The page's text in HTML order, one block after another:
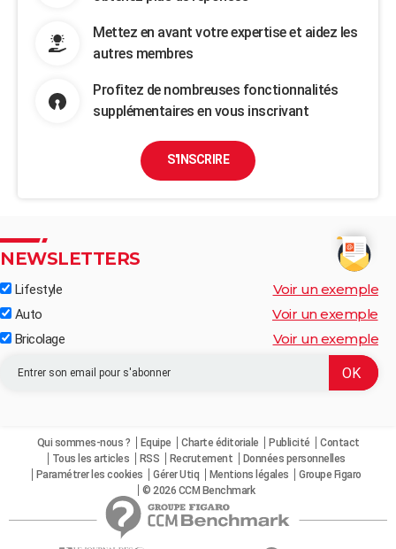
Mettez en avant votre expertise et aidez les
autres membres
Profitez de nombreuses fonctionnalités
supplémentaires en vous inscrivant
S'INSCRIRE
NEWSLETTERS
Lifestyle Voir un exemple
Auto Voir un exemple
Bricolage Voir un exemple
Qui sommes-nous ? Equipe Charte éditoriale Publicité
Contact
Tous les articles
RSS Recrutement
Données personnelles
Paramétrer les cookies
Gérer Utiq Mentions légales
Groupe Figaro
© 2026 CCM Benchmark